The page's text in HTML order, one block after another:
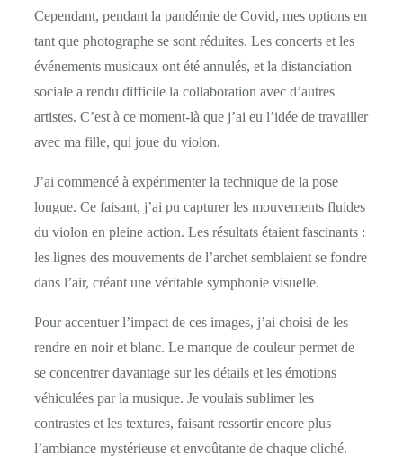
Cependant, pendant la pandémie de Covid, mes options en
tant que photographe se sont réduites. Les concerts et les
événements musicaux ont été annulés, et la distanciation
sociale a rendu difficile la collaboration avec d’autres
artistes. C’est à ce moment-là que j’ai eu l’idée de travailler
avec ma fille, qui joue du violon.
J’ai commencé à expérimenter la technique de la pose
longue. Ce faisant, j’ai pu capturer les mouvements fluides
du violon en pleine action. Les résultats étaient fascinants :
les lignes des mouvements de l’archet semblaient se fondre
dans l’air, créant une véritable symphonie visuelle.
Pour accentuer l’impact de ces images, j’ai choisi de les
rendre en noir et blanc. Le manque de couleur permet de
se concentrer davantage sur les détails et les émotions
véhiculées par la musique. Je voulais sublimer les
contrastes et les textures, faisant ressortir encore plus
l’ambiance mystérieuse et envoûtante de chaque cliché.